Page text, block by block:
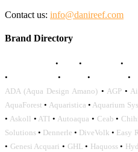
Contact us: info@danireef.com
Brand Directory
• • •
•
• • •
ADA (Aqua Design Amano) • AGP•
AquaForest • Aquaristica • Aquarium
• Askoll • ATI • Autoaqua • Ceab •
Solutions • Dennerle • DiveVolk • Easy
• Genesi Acquari • GHL • Haquoss•